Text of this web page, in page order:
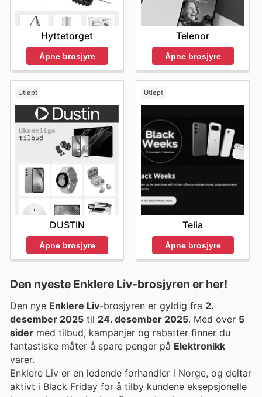
Hyttetorget
Åpne brosjyre
Telenor
Åpne brosjyre
Utløpt
DUSTIN
Åpne brosjyre
Utløpt
Telia
Åpne brosjyre
Den nyeste Enklere Liv-brosjyren er her!
Den nye Enklere Liv-brosjyren er gyldig fra 2.
desember 2025 til 24. desember 2025. Med over 5
sider med tilbud, kampanjer og rabatter finner du
fantastiske måter å spare penger på Elektronikk
varer.
Enklere Liv er en ledende forhandler i Norge, og deltar
aktivt i Black Friday for å tilby kundene eksepsjonelle